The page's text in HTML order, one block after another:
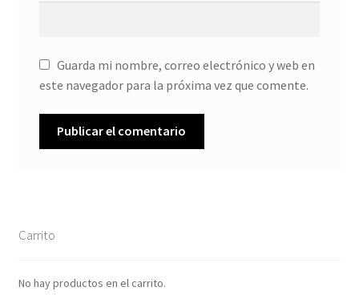
Guarda mi nombre, correo electrónico y web en
este navegador para la próxima vez que comente.
Carrito
No hay productos en el carrito.